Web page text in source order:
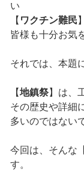
い
【 ワクチン難民
皆様も十分お気
それでは、本題
【地鎮祭】は、
その歴史や詳細
多いのではない
今回は、そんな
す。